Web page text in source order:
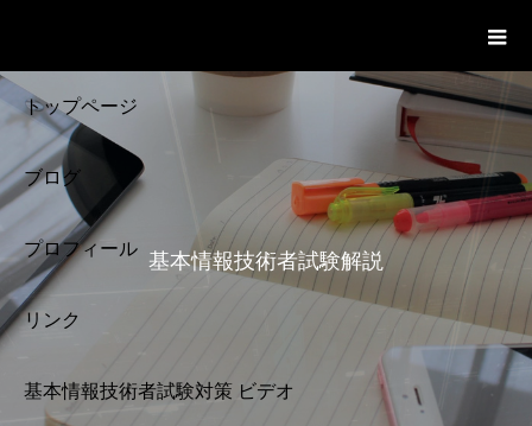
トップページ
ブログ
プロフィール
リンク
基本情報技術者試験対策 ビデオ
基本情報技術者試験解説